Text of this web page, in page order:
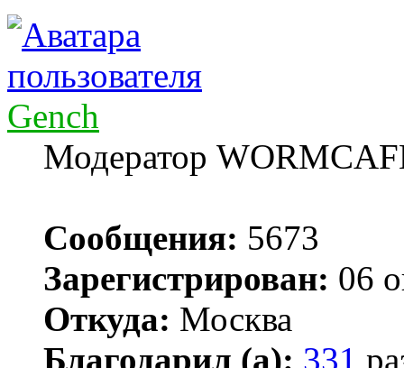
Gench
Модератор
Сообщения: 5673
Зарегистрирован: 06
Откуда: Москва
Благодарил (а): 331